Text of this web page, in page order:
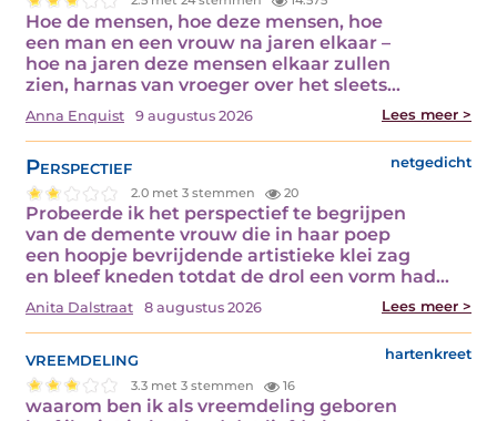
Hoe de mensen, hoe deze mensen, hoe
een man en een vrouw na jaren elkaar –
hoe na jaren deze mensen elkaar zullen
zien, harnas van vroeger over het sleets…
Anna Enquist 9 augustus 2026 Lees meer >
Perspectief netgedicht
2.0 met 3 stemmen 20
Probeerde ik het perspectief te begrijpen
van de demente vrouw die in haar poep
een hoopje bevrijdende artistieke klei zag
en bleef kneden totdat de drol een vorm had…
Anita Dalstraat 8 augustus 2026 Lees meer >
vreemdeling hartenkreet
3.3 met 3 stemmen 16
waarom ben ik als vreemdeling geboren